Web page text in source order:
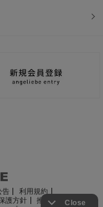
告
利用規約
護方針
推奨環境